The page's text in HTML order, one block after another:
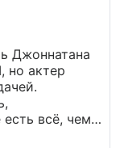
Джоннатана
но актер
всё, чему
истории